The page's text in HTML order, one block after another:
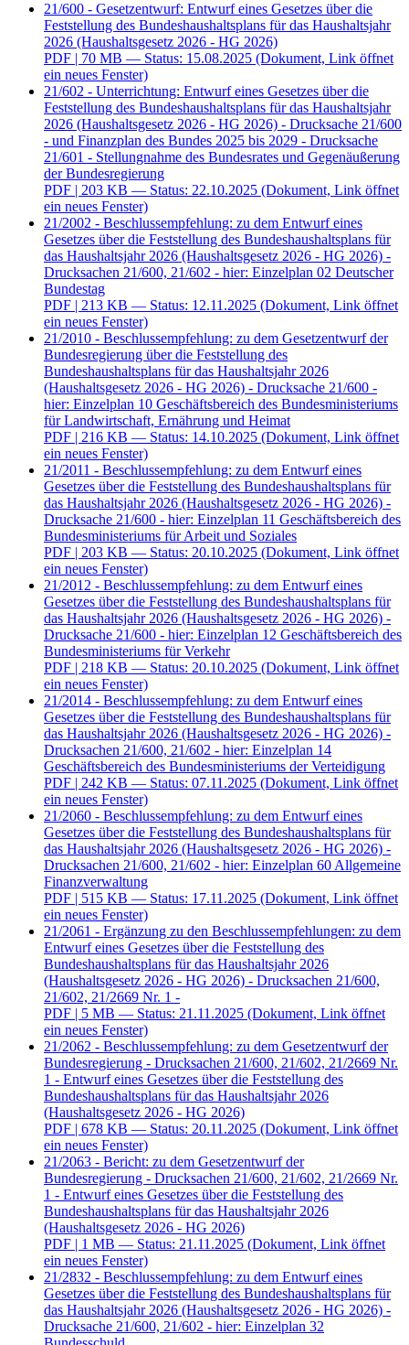
21/600 - Gesetzentwurf: Entwurf eines Gesetzes über die
Feststellung des Bundeshaushaltsplans für das Haushaltsjahr
2026 (Haushaltsgesetz 2026 - HG 2026)
PDF | 70 MB — Status: 15.08.2025 (Dokument, Link öffnet
ein neues Fenster)
21/602 - Unterrichtung: Entwurf eines Gesetzes über die
Feststellung des Bundeshaushaltsplans für das Haushaltsjahr
2026 (Haushaltsgesetz 2026 - HG 2026) - Drucksache 21/600
- und Finanzplan des Bundes 2025 bis 2029 - Drucksache
21/601 - Stellungnahme des Bundesrates und Gegenäußerung
der Bundesregierung
PDF | 203 KB — Status: 22.10.2025 (Dokument, Link öffnet
ein neues Fenster)
21/2002 - Beschlussempfehlung: zu dem Entwurf eines
Gesetzes über die Feststellung des Bundeshaushaltsplans für
das Haushaltsjahr 2026 (Haushaltsgesetz 2026 - HG 2026) -
Drucksachen 21/600, 21/602 - hier: Einzelplan 02 Deutscher
Bundestag
PDF | 213 KB — Status: 12.11.2025 (Dokument, Link öffnet
ein neues Fenster)
21/2010 - Beschlussempfehlung: zu dem Gesetzentwurf der
Bundesregierung über die Feststellung des
Bundeshaushaltsplans für das Haushaltsjahr 2026
(Haushaltsgesetz 2026 - HG 2026) - Drucksache 21/600 -
hier: Einzelplan 10 Geschäftsbereich des Bundesministeriums
für Landwirtschaft, Ernährung und Heimat
PDF | 216 KB — Status: 14.10.2025 (Dokument, Link öffnet
ein neues Fenster)
21/2011 - Beschlussempfehlung: zu dem Entwurf eines
Gesetzes über die Feststellung des Bundeshaushaltsplans für
das Haushaltsjahr 2026 (Haushaltsgesetz 2026 - HG 2026) -
Drucksache 21/600 - hier: Einzelplan 11 Geschäftsbereich des
Bundesministeriums für Arbeit und Soziales
PDF | 203 KB — Status: 20.10.2025 (Dokument, Link öffnet
ein neues Fenster)
21/2012 - Beschlussempfehlung: zu dem Entwurf eines
Gesetzes über die Feststellung des Bundeshaushaltsplans für
das Haushaltsjahr 2026 (Haushaltsgesetz 2026 - HG 2026) -
Drucksache 21/600 - hier: Einzelplan 12 Geschäftsbereich des
Bundesministeriums für Verkehr
PDF | 218 KB — Status: 20.10.2025 (Dokument, Link öffnet
ein neues Fenster)
21/2014 - Beschlussempfehlung: zu dem Entwurf eines
Gesetzes über die Feststellung des Bundeshaushaltsplans für
das Haushaltsjahr 2026 (Haushaltsgesetz 2026 - HG 2026) -
Drucksachen 21/600, 21/602 - hier: Einzelplan 14
Geschäftsbereich des Bundesministeriums der Verteidigung
PDF | 242 KB — Status: 07.11.2025 (Dokument, Link öffnet
ein neues Fenster)
21/2060 - Beschlussempfehlung: zu dem Entwurf eines
Gesetzes über die Feststellung des Bundeshaushaltsplans für
das Haushaltsjahr 2026 (Haushaltsgesetz 2026 - HG 2026) -
Drucksachen 21/600, 21/602 - hier: Einzelplan 60 Allgemeine
Finanzverwaltung
PDF | 515 KB — Status: 17.11.2025 (Dokument, Link öffnet
ein neues Fenster)
21/2061 - Ergänzung zu den Beschlussempfehlungen: zu dem
Entwurf eines Gesetzes über die Feststellung des
Bundeshaushaltsplans für das Haushaltsjahr 2026
(Haushaltsgesetz 2026 - HG 2026) - Drucksachen 21/600,
21/602, 21/2669 Nr. 1 -
PDF | 5 MB — Status: 21.11.2025 (Dokument, Link öffnet
ein neues Fenster)
21/2062 - Beschlussempfehlung: zu dem Gesetzentwurf der
Bundesregierung - Drucksachen 21/600, 21/602, 21/2669 Nr.
1 - Entwurf eines Gesetzes über die Feststellung des
Bundeshaushaltsplans für das Haushaltsjahr 2026
(Haushaltsgesetz 2026 - HG 2026)
PDF | 678 KB — Status: 20.11.2025 (Dokument, Link öffnet
ein neues Fenster)
21/2063 - Bericht: zu dem Gesetzentwurf der
Bundesregierung - Drucksachen 21/600, 21/602, 21/2669 Nr.
1 - Entwurf eines Gesetzes über die Feststellung des
Bundeshaushaltsplans für das Haushaltsjahr 2026
(Haushaltsgesetz 2026 - HG 2026)
PDF | 1 MB — Status: 21.11.2025 (Dokument, Link öffnet
ein neues Fenster)
21/2832 - Beschlussempfehlung: zu dem Entwurf eines
Gesetzes über die Feststellung des Bundeshaushaltsplans für
das Haushaltsjahr 2026 (Haushaltsgesetz 2026 - HG 2026) -
Drucksache 21/600, 21/602 - hier: Einzelplan 32